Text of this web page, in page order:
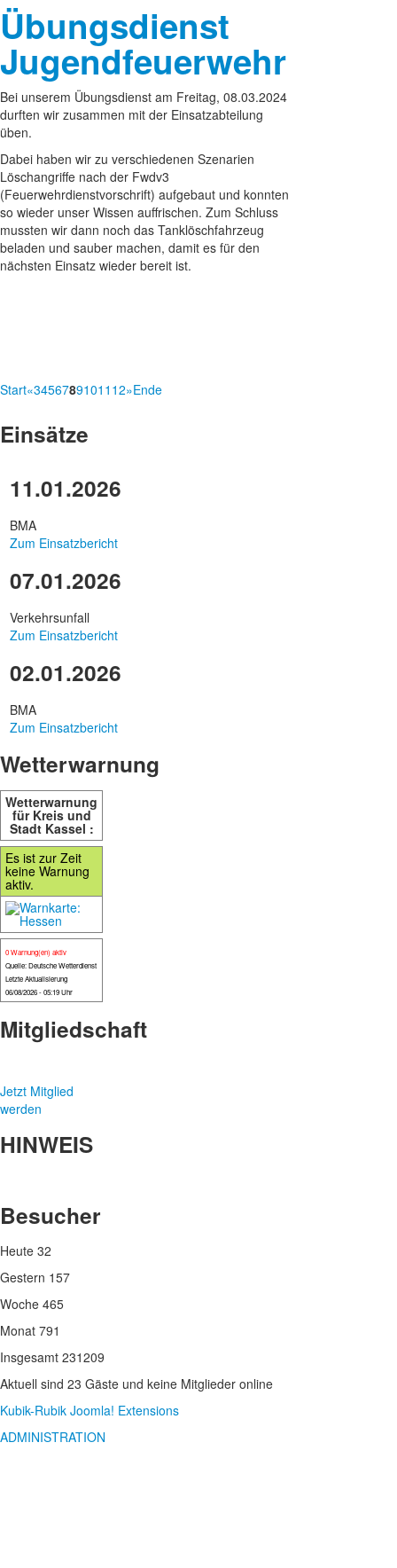
Übungsdienst
Jugendfeuerwehr
Bei unserem Übungsdienst am Freitag, 08.03.2024
durften wir zusammen mit der Einsatzabteilung
üben.
Dabei haben wir zu verschiedenen Szenarien
Löschangriffe nach der Fwdv3
(Feuerwehrdienstvorschrift) aufgebaut und konnten
so wieder unser Wissen auffrischen. Zum Schluss
mussten wir dann noch das Tanklöschfahrzeug
beladen und sauber machen, damit es für den
nächsten Einsatz wieder bereit ist.
Start«34567891011 12»Ende
Einsätze
11.01.2026
BMA
Zum Einsatzbericht
07.01.2026
Verkehrsunfall
Zum Einsatzbericht
02.01.2026
BMA
Zum Einsatzbericht
Wetterwarnung
Wetterwarnung
für Kreis und
Stadt Kassel :
Es ist zur Zeit
keine Warnung
aktiv.
0 Warnung(en) aktiv
Quelle: Deutsche Wetterdienst
Letzte Aktualisierung
06/08/2026 - 05:19 Uhr
Mitgliedschaft
Jetzt Mitglied
werden
HINWEIS
Besucher
Heute 32
Gestern 157
Woche 465
Monat 791
Insgesamt 231209
Aktuell sind 23 Gäste und keine Mitglieder online
Kubik-Rubik Joomla! Extensions
ADMINISTRATION